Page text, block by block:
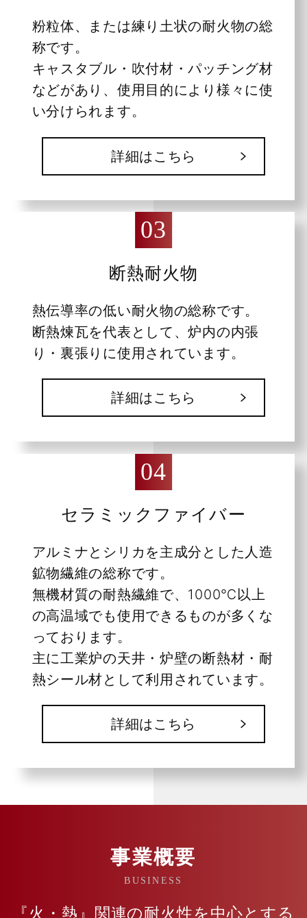
粉粒体、または練り土状の耐火物の総
称です。
キャスタブル・吹付材・パッチング材
などがあり、使用目的により様々に使
い分けられます。
詳細はこちら
断熱耐火物
熱伝導率の低い耐火物の総称です。
断熱煉瓦を代表として、炉内の内張
り・裏張りに使用されています。
詳細はこちら
セラミックファイバー
アルミナとシリカを主成分とした人造
鉱物繊維の総称です。
無機材質の耐熱繊維で、1000℃以上
の高温域でも使用できるものが多くな
っております。
主に工業炉の天井・炉壁の断熱材・耐
熱シール材として利用されています。
詳細はこちら
事業概要
BUSINESS
『火・熱』関連の耐火性を中心とする